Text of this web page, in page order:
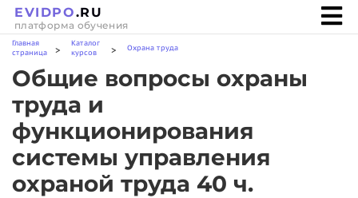
EVIDPO.RU
платформа обучения
Главная
страница
>
Каталог
курсов
> Охрана труда
Общие вопросы охраны
труда и
функционирования
системы управления
охраной труда 40 ч.